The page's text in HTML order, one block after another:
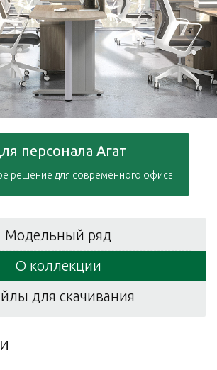
персонала Агат
решение для современного офиса
Модельный ряд
О коллекции
для скачивания